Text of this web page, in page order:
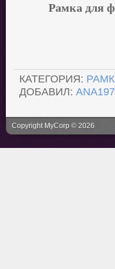
Рамка для
КАТЕГОРИЯ:
ДОБАВИЛ:
Copyright MyCorp © 2026